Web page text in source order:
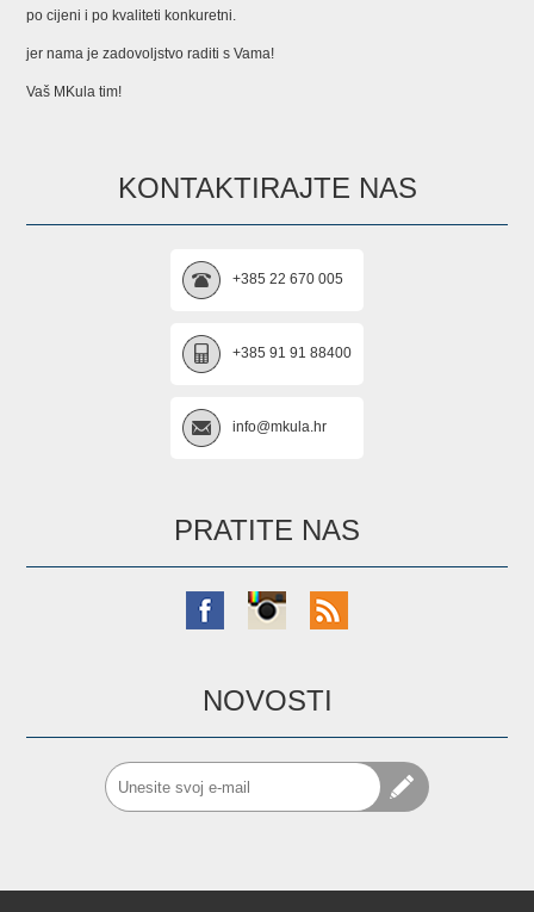
po cijeni i po kvaliteti konkuretni.
jer nama je zadovoljstvo raditi s Vama!
Vaš MKula tim!
KONTAKTIRAJTE NAS
+385 22 670 005
+385 91 91 88400
info@mkula.hr
PRATITE NAS
NOVOSTI